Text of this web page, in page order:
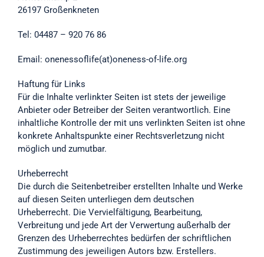
26197 Großenkneten
Tel: 04487 – 920 76 86
Email: onenessoflife(at)oneness-of-life.org
Haftung für Links
Für die Inhalte verlinkter Seiten ist stets der jeweilige
Anbieter oder Betreiber der Seiten verantwortlich. Eine
inhaltliche Kontrolle der mit uns verlinkten Seiten ist ohne
konkrete Anhaltspunkte einer Rechtsverletzung nicht
möglich und zumutbar.
Urheberrecht
Die durch die Seitenbetreiber erstellten Inhalte und Werke
auf diesen Seiten unterliegen dem deutschen
Urheberrecht. Die Vervielfältigung, Bearbeitung,
Verbreitung und jede Art der Verwertung außerhalb der
Grenzen des Urheberrechtes bedürfen der schriftlichen
Zustimmung des jeweiligen Autors bzw. Erstellers.